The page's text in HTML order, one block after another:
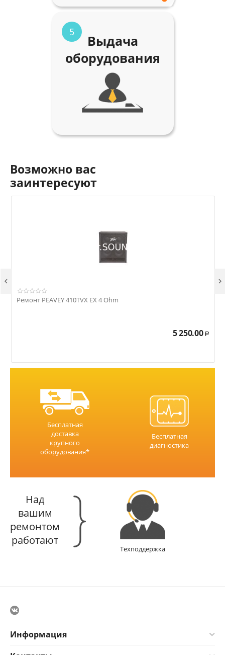
5
Выдача
оборудования
Возможно вас
заинтересуют
Ремонт PEAVEY 410TVX EX 4 Ohm
5 250.00 Р
 
Бесплатная
доставка
крупного
оборудования*
Бесплатная
диагностика
Над
вашим
ремонтом
работают
Техподдержка
Информация